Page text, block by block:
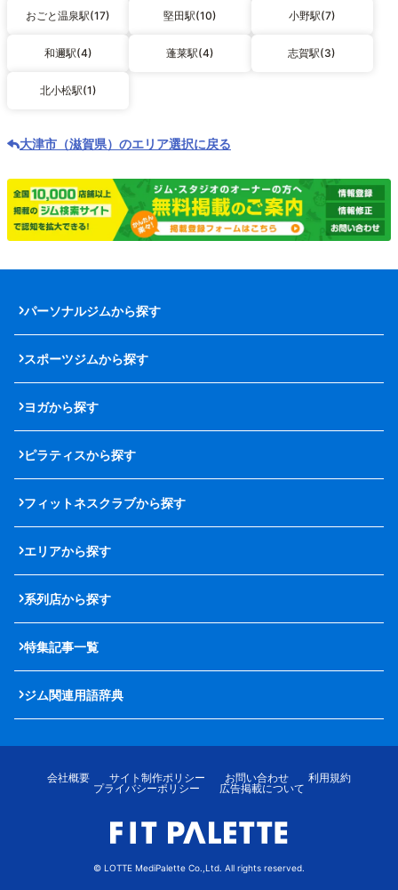
おごと温泉駅(17) 堅田駅(10) 小野駅(7)
和邇駅(4) 蓬莱駅(4) 志賀駅(3)
北小松駅(1)
大津市（滋賀県）のエリア選択に戻る
パーソナルジムから探す
スポーツジムから探す
ヨガから探す
ピラティスから探す
フィットネスクラブから探す
エリアから探す
系列店から探す
特集記事一覧
ジム関連用語辞典
会社概要 サイト制作ポリシー お問い合わせ
利用規約
プライバシーポリシー
広告掲載について
© LOTTE MediPalette Co.,Ltd. All rights reserved.